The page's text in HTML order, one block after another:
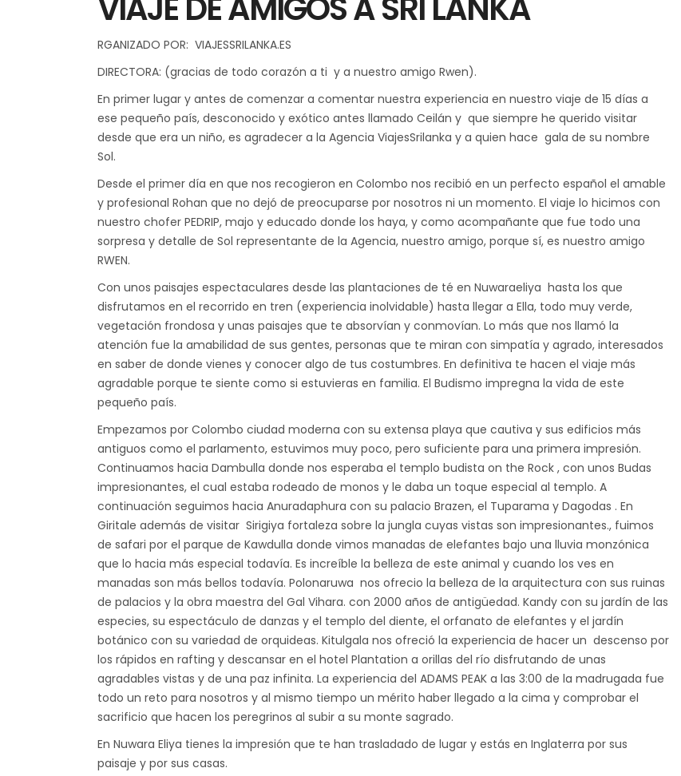
RGANIZADO POR: VIAJESSRILANKA.ES
DIRECTORA: (gracias de todo corazón a ti y a nuestro amigo Rwen).
En primer lugar y antes de comenzar a comentar nuestra experiencia en nuestro viaje de 15 días a
ese pequeño país, desconocido y exótico antes llamado Ceilán y que siempre he querido visitar
desde que era un niño, es agradecer a la Agencia ViajesSrilanka y a quien hace gala de su nombre
Sol.
Desde el primer día en que nos recogieron en Colombo nos recibió en un perfecto español el amable
y profesional Rohan que no dejó de preocuparse por nosotros ni un momento. El viaje lo hicimos con
nuestro chofer PEDRIP, majo y educado donde los haya, y como acompañante que fue todo una
sorpresa y detalle de Sol representante de la Agencia, nuestro amigo, porque sí, es nuestro amigo
RWEN.
Con unos paisajes espectaculares desde las plantaciones de té en Nuwaraeliya hasta los que
disfrutamos en el recorrido en tren (experiencia inolvidable) hasta llegar a Ella, todo muy verde,
vegetación frondosa y unas paisajes que te absorvían y conmovían. Lo más que nos llamó la
atención fue la amabilidad de sus gentes, personas que te miran con simpatía y agrado, interesados
en saber de donde vienes y conocer algo de tus costumbres. En definitiva te hacen el viaje más
agradable porque te siente como si estuvieras en familia. El Budismo impregna la vida de este
pequeño país.
​Empezamos por Colombo ciudad moderna con su extensa playa que cautiva y sus edificios más
antiguos como el parlamento, estuvimos muy poco, pero suficiente para una primera impresión.
Continuamos hacia Dambulla donde nos esperaba el templo budista on the Rock , con unos Budas
impresionantes, el cual estaba rodeado de monos y le daba un toque especial al templo. A
continuación seguimos hacia Anuradaphura con su palacio Brazen, el Tuparama y Dagodas . En
Giritale además de visitar Sirigiya fortaleza sobre la jungla cuyas vistas son impresionantes., fuimos
de safari por el parque de Kawdulla donde vimos manadas de elefantes bajo una lluvia monzónica
que lo hacia más especial todavía. Es increíble la belleza de este animal y cuando los ves en
manadas son más bellos todavía. Polonaruwa nos ofrecio la belleza de la arquitectura con sus ruinas
de palacios y la obra maestra del Gal Vihara. con 2000 años de antigüedad. Kandy con su jardín de las
especies, su espectáculo de danzas y el templo del diente, el orfanato de elefantes y el jardín
botánico con su variedad de orquideas. Kitulgala nos ofreció la experiencia de hacer un descenso por
los rápidos en rafting y descansar en el hotel Plantation a orillas del río disfrutando de unas
agradables vistas y de una paz infinita. La experiencia del ADAMS PEAK a las 3:00 de la madrugada fue
todo un reto para nosotros y al mismo tiempo un mérito haber llegado a la cima y comprobar el
sacrificio que hacen los peregrinos al subir a su monte sagrado.
En Nuwara Eliya tienes la impresión que te han trasladado de lugar y estás en Inglaterra por sus
paisaje y por sus casas.